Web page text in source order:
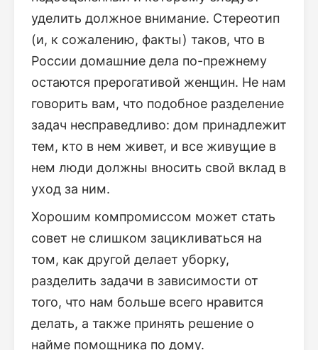
уделить должное внимание. Стереотип
(и, к сожалению, факты) таков, что в
России домашние дела по-прежнему
остаются прерогативой женщин. Не нам
говорить вам, что подобное разделение
задач несправедливо: дом принадлежит
тем, кто в нем живет, и все живущие в
нем люди должны вносить свой вклад в
уход за ним.
Хорошим компромиссом может стать
совет не слишком зацикливаться на
том, как другой делает уборку,
разделить задачи в зависимости от
того, что нам больше всего нравится
делать, а также принять решение о
найме помощника по дому.